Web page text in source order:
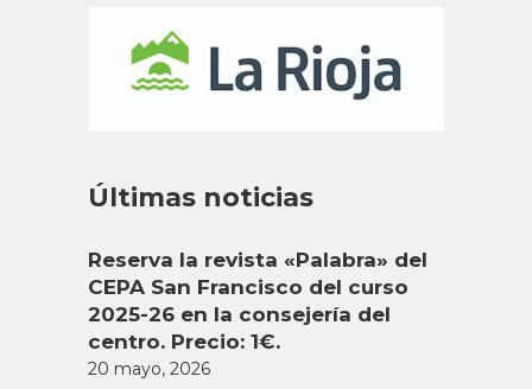
Últimas noticias
Reserva la revista «Palabra» del
CEPA San Francisco del curso
2025-26 en la consejería del
centro. Precio: 1€.
20 mayo, 2026